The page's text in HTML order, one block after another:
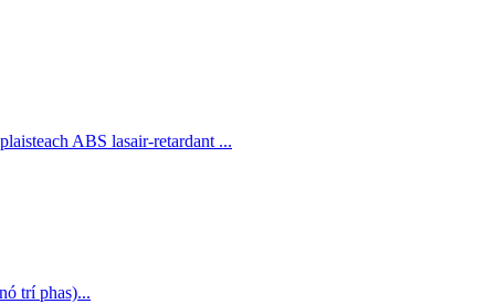
ABS lasair-retardant ...
trí phas)...